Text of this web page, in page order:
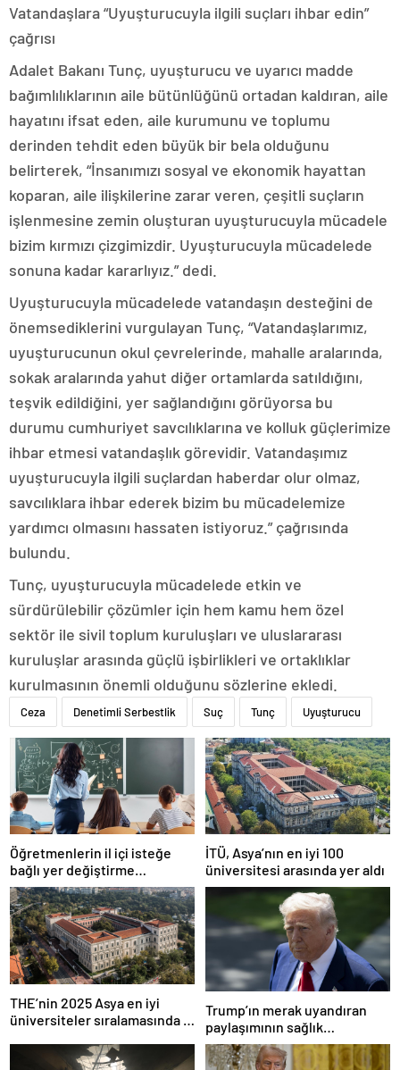
Vatandaşlara “Uyuşturucuyla ilgili suçları ihbar edin”
çağrısı
Adalet Bakanı Tunç, uyuşturucu ve uyarıcı madde
bağımlılıklarının aile bütünlüğünü ortadan kaldıran, aile
hayatını ifsat eden, aile kurumunu ve toplumu
derinden tehdit eden büyük bir bela olduğunu
belirterek, “İnsanımızı sosyal ve ekonomik hayattan
koparan, aile ilişkilerine zarar veren, çeşitli suçların
işlenmesine zemin oluşturan uyuşturucuyla mücadele
bizim kırmızı çizgimizdir. Uyuşturucuyla mücadelede
sonuna kadar kararlıyız.” dedi.
Uyuşturucuyla mücadelede vatandaşın desteğini de
önemsediklerini vurgulayan Tunç, “Vatandaşlarımız,
uyuşturucunun okul çevrelerinde, mahalle aralarında,
sokak aralarında yahut diğer ortamlarda satıldığını,
teşvik edildiğini, yer sağlandığını görüyorsa bu
durumu cumhuriyet savcılıklarına ve kolluk güçlerimize
ihbar etmesi vatandaşlık görevidir. Vatandaşımız
uyuşturucuyla ilgili suçlardan haberdar olur olmaz,
savcılıklara ihbar ederek bizim bu mücadelemize
yardımcı olmasını hassaten istiyoruz.” çağrısında
bulundu.
Tunç, uyuşturucuyla mücadelede etkin ve
sürdürülebilir çözümler için hem kamu hem özel
sektör ile sivil toplum kuruluşları ve uluslararası
kuruluşlar arasında güçlü işbirlikleri ve ortaklıklar
kurulmasının önemli olduğunu sözlerine ekledi.
Ceza Denetimli Serbestlik Suç Tunç Uyuşturucu
Öğretmenlerin il içi isteğe
bağlı yer değiştirme
başvuruları ne zaman?
İTÜ, Asya’nın en iyi 100
üniversitesi arasında yer aldı
THE’nin 2025 Asya en iyi
üniversiteler sıralamasında 4
Trump’ın merak uyandıran
paylaşımının sağlık
sistemiyle ilgili kararname
olduğu anlaşıldı